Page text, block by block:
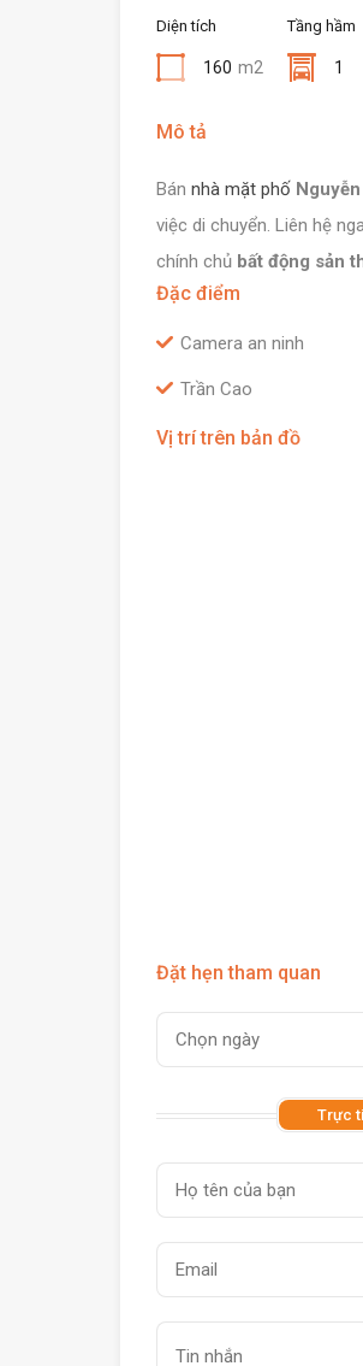
Diện tích
160 m2
Tầng hầm
1
Mô tả
Bán nhà mặt phố
việc di chuyển. Liên hệ
chính chủ bất động sản
Đặc điểm
Camera an ninh
Trần Cao
Vị trí trên bản đồ
Đặt hẹn tham quan
Trực